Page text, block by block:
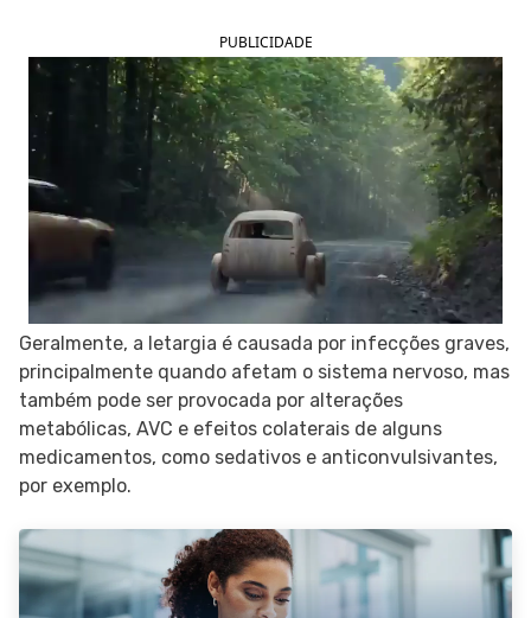
PUBLICIDADE
Geralmente, a letargia é causada por infecções graves,
principalmente quando afetam o sistema nervoso, mas
também pode ser provocada por alterações
metabólicas, AVC e efeitos colaterais de alguns
medicamentos, como sedativos e anticonvulsivantes,
por exemplo.